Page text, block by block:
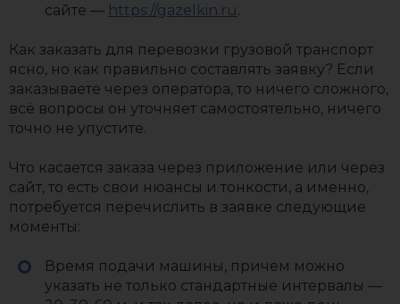
сайте — https://gazelkin.ru.
Как заказать для перевозки грузовой транспорт
ясно, но как правильно составлять заявку? Если
заказываете через оператора, то ничего сложного,
всё вопросы он уточняет самостоятельно, ничего
точно не упустите.
Что касается заказа через приложение или через
сайт, то есть свои нюансы и тонкости, а именно,
потребуется перечислить в заявке следующие
моменты:
Время подачи машины, причем можно
указать не только стандартные интервалы —